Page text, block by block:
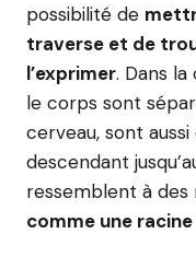
possibilité de
traverse et de
l’exprimer. Dans
le corps sont
cerveau, sont
descendant
ressemblent à des
comme une